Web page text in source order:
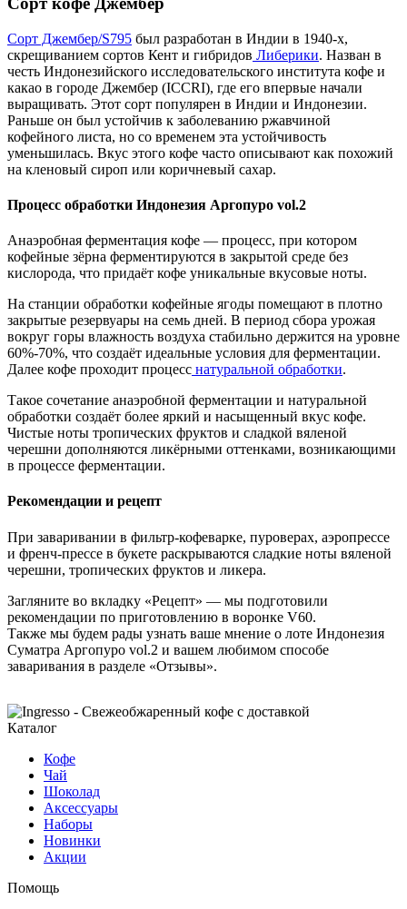
Сорт Джембер/S795 был разработан в Индии в 1940-х,
скрещиванием сортов Кент и гибридов Либерики. Назван в
честь Индонезийского исследовательского института кофе и
какао в городе Джембер (ICCRI), где его впервые начали
выращивать. Этот сорт популярен в Индии и Индонезии.
Раньше он был устойчив к заболеванию ржавчиной
кофейного листа, но со временем эта устойчивость
уменьшилась. Вкус этого кофе часто описывают как похожий
на кленовый сироп или коричневый сахар.
Процесс обработки Индонезия Аргопуро vol.2
Анаэробная ферментация кофе — процесс, при котором
кофейные зёрна ферментируются в закрытой среде без
кислорода, что придаёт кофе уникальные вкусовые ноты.
На станции обработки кофейные ягоды помещают в плотно
закрытые резервуары на семь дней. В период сбора урожая
вокруг горы влажность воздуха стабильно держится на уровне
60%-70%, что создаёт идеальные условия для ферментации.
Далее кофе проходит процесс натуральной обработки.
Такое сочетание анаэробной ферментации и натуральной
обработки создаёт более яркий и насыщенный вкус кофе.
Чистые ноты тропических фруктов и сладкой вяленой
черешни дополняются ликёрными оттенками, возникающими
в процессе ферментации.
Рекомендации и рецепт
При заваривании в фильтр-кофеварке, пуроверах, аэропрессе
и френч-прессе в букете раскрываются сладкие ноты вяленой
черешни, тропических фруктов и ликера.
Загляните во вкладку «Рецепт» — мы подготовили
рекомендации по приготовлению в воронке V60.
Также мы будем рады узнать ваше мнение о лоте Индонезия
Суматра Аргопуро vol.2 и вашем любимом способе
заваривания в разделе «Отзывы».
Каталог
Кофе
Чай
Шоколад
Аксессуары
Наборы
Новинки
Акции
Помощь